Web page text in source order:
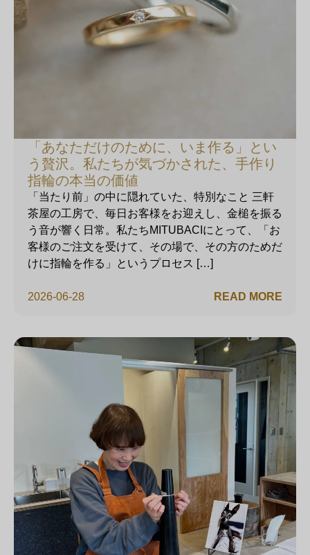
「あなただけのために、いま作る」とい
う贅沢。私たちが気づかされた、手作り
指輪の本当の価値
2026-06-28
「当たり前」の中に隠れていた、特別なこと 三軒
茶屋の工房で、毎日お客様をお迎えし、金槌を振る
う音が響く日常。私たちMITUBACIにとって、「お
客様のご注文を受けて、その場で、その方のためだ
けに指輪を作る」というプロセス […]
READ MORE